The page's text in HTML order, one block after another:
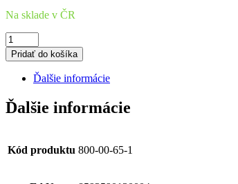
Na sklade v ČR
množstvo
SHARK
Skidplate
SEGWAY
-
mouting
Pridať do košíka
Ďalšie informácie
Ďalšie informácie
Kód produktu 800-00-65-1